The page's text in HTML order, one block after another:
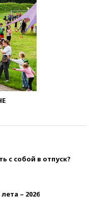
с собой в отпуск?
– 2026